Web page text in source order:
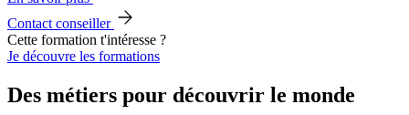
Contact conseiller
Cette formation t'intéresse ?
Je découvre les formations
Des métiers pour découvrir le monde